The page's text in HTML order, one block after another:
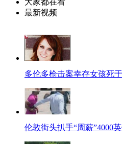
最新视频
多伦多枪击案幸存女孩死
伦敦街头扒手“周薪”4000